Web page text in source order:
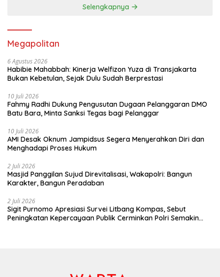
Selengkapnya
Megapolitan
6 Agustus 2026
Habibie Mahabbah: Kinerja Welfizon Yuza di Transjakarta
Bukan Kebetulan, Sejak Dulu Sudah Berprestasi
10 Juli 2026
Fahmy Radhi Dukung Pengusutan Dugaan Pelanggaran DMO
Batu Bara, Minta Sanksi Tegas bagi Pelanggar
10 Juli 2026
AMI Desak Oknum Jampidsus Segera Menyerahkan Diri dan
Menghadapi Proses Hukum
2 Juli 2026
Masjid Panggilan Sujud Direvitalisasi, Wakapolri: Bangun
Karakter, Bangun Peradaban
2 Juli 2026
Sigit Purnomo Apresiasi Survei Litbang Kompas, Sebut
Peningkatan Kepercayaan Publik Cerminkan Polri Semakin